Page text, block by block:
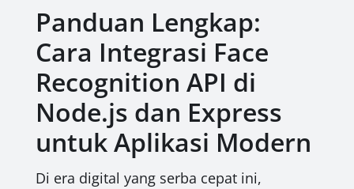
Panduan Lengkap:
Cara Integrasi Face
Recognition API di
Node.js dan Express
untuk Aplikasi Modern
Di era digital yang serba cepat ini,